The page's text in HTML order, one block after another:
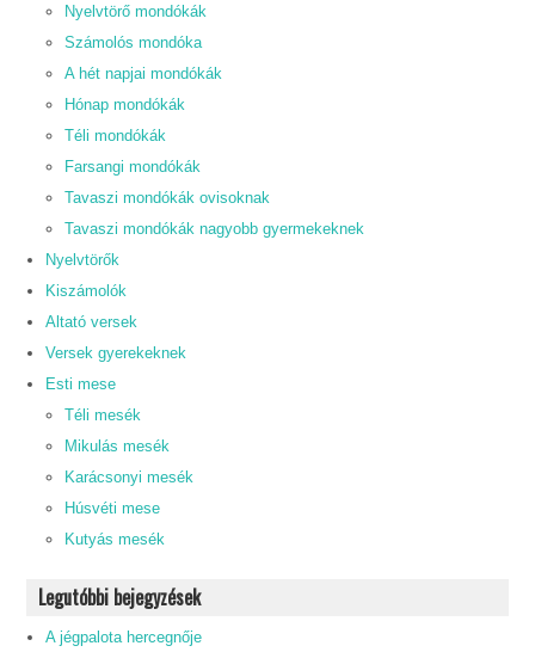
Nyelvtörő mondókák
Számolós mondóka
A hét napjai mondókák
Hónap mondókák
Téli mondókák
Farsangi mondókák
Tavaszi mondókák ovisoknak
Tavaszi mondókák nagyobb gyermekeknek
Nyelvtörők
Kiszámolók
Altató versek
Versek gyerekeknek
Esti mese
Téli mesék
Mikulás mesék
Karácsonyi mesék
Húsvéti mese
Kutyás mesék
Legutóbbi bejegyzések
A jégpalota hercegnője